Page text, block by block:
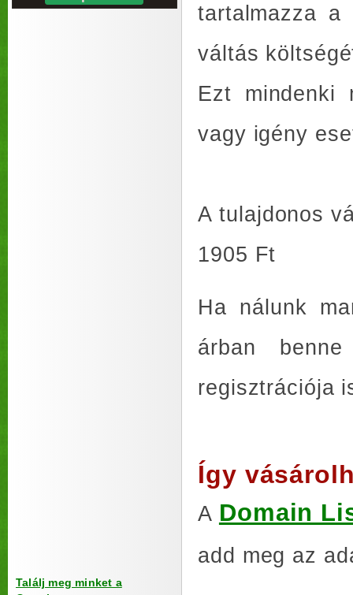
Találj meg minket a
tartalmazza a
váltás
Ezt mindenki
vagy igény
A tulajdonos
1905 Ft
Ha nálunk
árban
regisztrációja
Így
A Domain
add meg az